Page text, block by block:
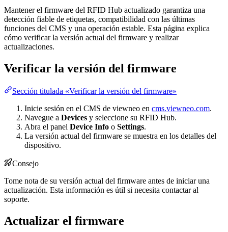
Mantener el firmware del RFID Hub actualizado garantiza una
detección fiable de etiquetas, compatibilidad con las últimas
funciones del CMS y una operación estable. Esta página explica
cómo verificar la versión actual del firmware y realizar
actualizaciones.
Verificar la versión del firmware
Sección titulada «Verificar la versión del firmware»
Inicie sesión en el CMS de viewneo en cms.viewneo.com.
Navegue a Devices y seleccione su RFID Hub.
Abra el panel Device Info o Settings.
La versión actual del firmware se muestra en los detalles del
dispositivo.
Consejo
Tome nota de su versión actual del firmware antes de iniciar una
actualización. Esta información es útil si necesita contactar al
soporte.
Actualizar el firmware